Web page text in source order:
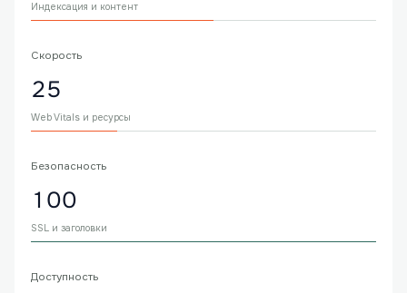
Индексация и контент
Скорость
25
Web Vitals и ресурсы
Безопасность
100
SSL и заголовки
Доступность